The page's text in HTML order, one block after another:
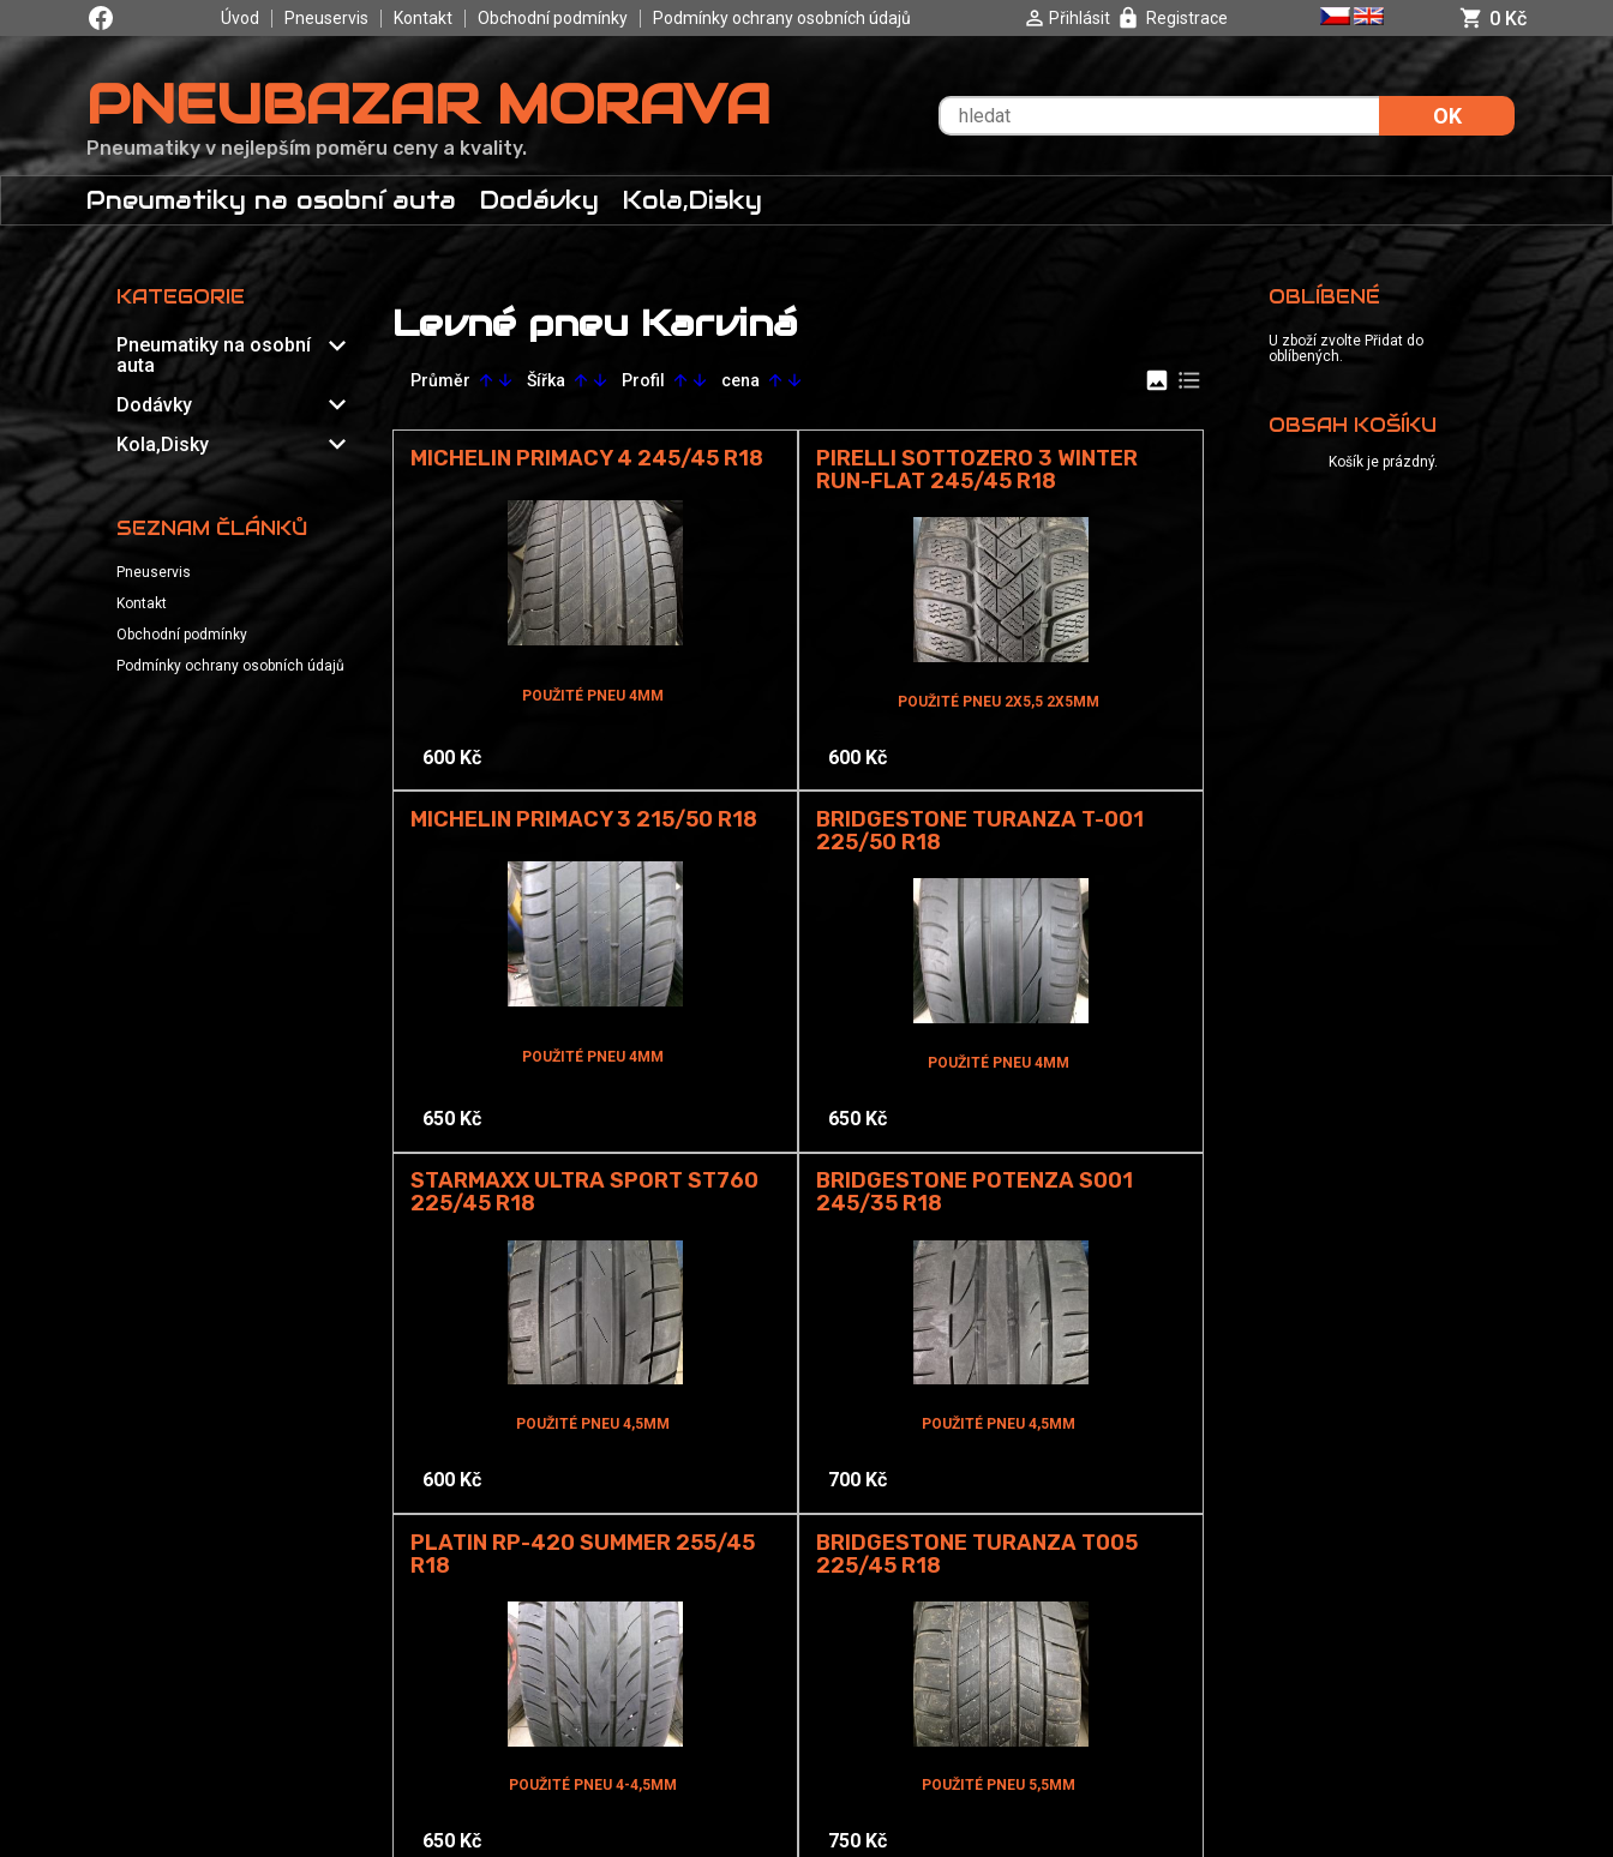
Úvod Pneuservis Kontakt Obchodní podmínky Podmínky ochrany osobních údajů Přihlásit Registrace 0 Kč
PNEUBAZAR MORAVA
Pneumatiky v nejlepším poměru ceny a kvality.
Pneumatiky na osobní auta Dodávky Kola,Disky
KATEGORIE
Pneumatiky na osobní
auta
expand_more
Dodávky expand_more
Kola,Disky expand_more
SEZNAM ČLÁNKŮ
Pneuservis
Kontakt
Obchodní podmínky
Podmínky ochrany osobních údajů
Levné pneu Karviná
Průměr arrow_upward arrow_downward Šířka arrow_upward arrow_downward Profil arrow_upward arrow_downward cena arrow_upward arrow_downward image format_list_bulleted
MICHELIN PRIMACY 4 245/45 R18
POUŽITÉ PNEU 4MM
600 Kč
PIRELLI SOTTOZERO 3 WINTER
RUN-FLAT 245/45 R18
POUŽITÉ PNEU 2X5,5 2X5MM
600 Kč
MICHELIN PRIMACY 3 215/50 R18
POUŽITÉ PNEU 4MM
650 Kč
BRIDGESTONE TURANZA T-001
225/50 R18
POUŽITÉ PNEU 4MM
650 Kč
STARMAXX ULTRA SPORT ST760
225/45 R18
POUŽITÉ PNEU 4,5MM
600 Kč
BRIDGESTONE POTENZA S001
245/35 R18
POUŽITÉ PNEU 4,5MM
700 Kč
PLATIN RP-420 SUMMER 255/45
R18
POUŽITÉ PNEU 4-4,5MM
650 Kč
BRIDGESTONE TURANZA T005
225/45 R18
POUŽITÉ PNEU 5,5MM
750 Kč
OBLÍBENÉ
U zboží zvolte Přidat do
oblíbených.
OBSAH KOŠÍKU
Košík je prázdný.